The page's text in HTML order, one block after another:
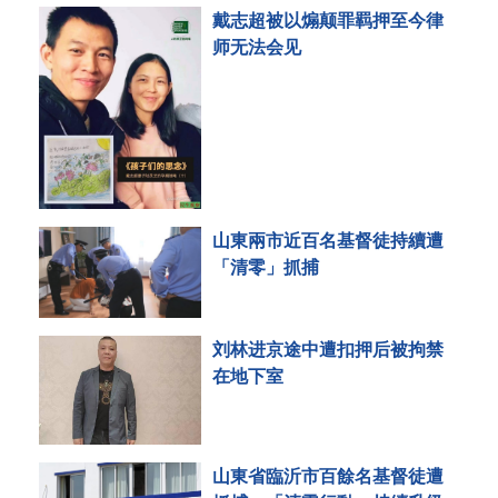
戴志超被以煽颠罪羁押至今律
师无法会见
山東兩市近百名基督徒持續遭
「清零」抓捕
刘林进京途中遭扣押后被拘禁
在地下室
山東省臨沂市百餘名基督徒遭